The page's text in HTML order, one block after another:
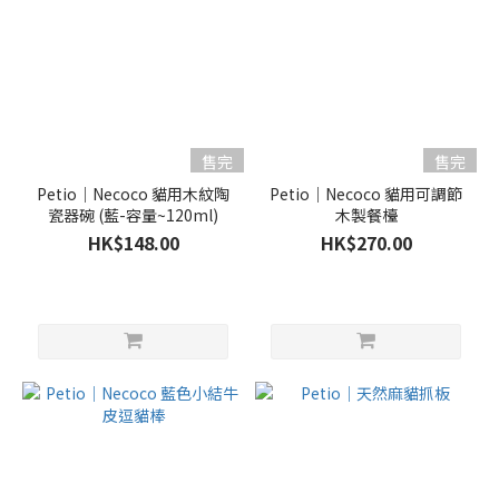
售完
Petio｜Necoco 貓用木紋陶
瓷器碗 (藍-容量~120ml)
HK$148.00
售完
Petio｜Necoco 貓用可調節
木製餐檯
HK$270.00